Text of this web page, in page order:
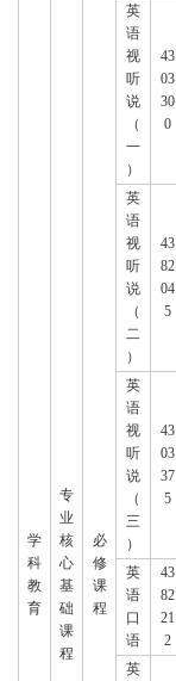
学
科
教
育
专
业
核
心
基
础
课
程
必
修
课
程
英
语
视
听
说
（
一
）
43
03
30
0
英
语
视
听
说
（
二
）
43
82
04
5
英
语
视
听
说
（
三
）
43
03
37
5
英
语
口
语
43
82
21
2
英